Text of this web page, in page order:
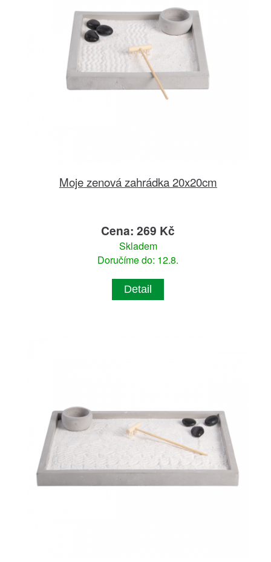
Moje zenová zahrádka 20x20cm
Cena: 269 Kč
Skladem
Doručíme do: 12.8.
Detail